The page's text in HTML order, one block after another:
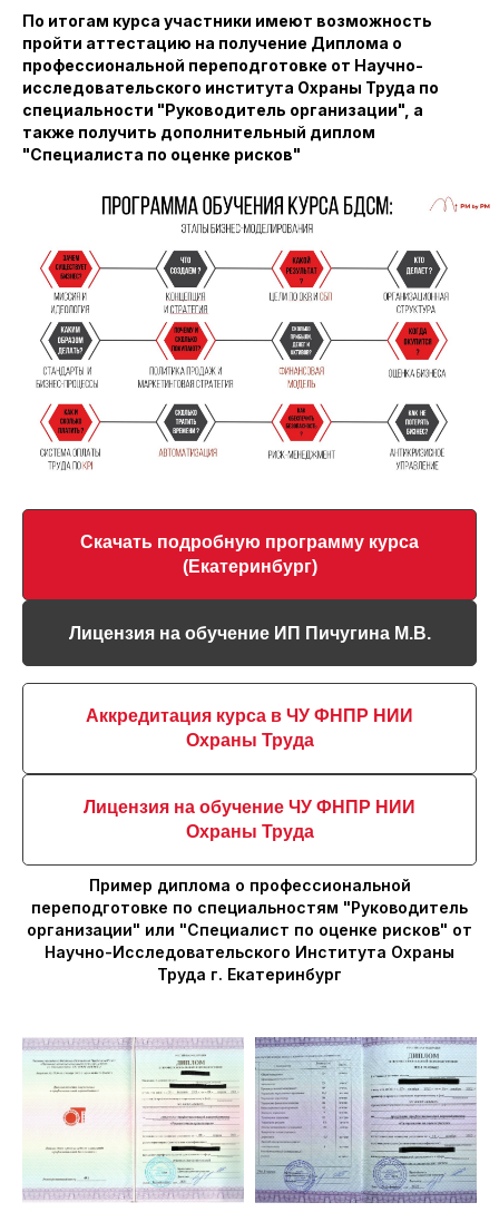
По итогам курса участники имеют возможность
пройти аттестацию на получение Диплома о
профессиональной переподготовке от Научно-
исследовательского института Охраны Труда по
специальности "Руководитель организации", а
также получить дополнительный диплом
"Специалиста по оценке рисков"
Скачать подробную программу курса
(Екатеринбург)
Лицензия на обучение ИП Пичугина М.В.
Аккредитация курса в ЧУ ФНПР НИИ
Охраны Труда
Лицензия на обучение ЧУ ФНПР НИИ
Охраны Труда
Пример диплома о профессиональной
переподготовке по специальностям "Руководитель
организации" или "Специалист по оценке рисков" от
Научно-Исследовательского Института Охраны
Труда г. Екатеринбург